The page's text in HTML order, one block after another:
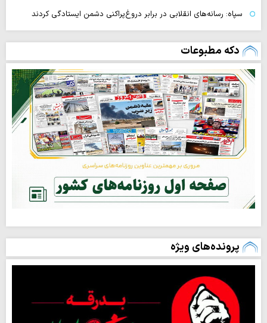
سپاه: رسانه‌های انقلابی در برابر دروغ‌پراکنی دشمن ایستادگی کردند
دکه مطبوعات
پرونده‌های ویژه